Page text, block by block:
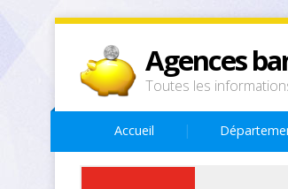
Agences
Toutes les
Accueil